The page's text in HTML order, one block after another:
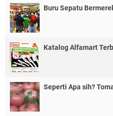
Buru Sepatu
Katalog Alfamart
Seperti Apa sih?